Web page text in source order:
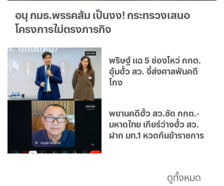
อนุ กมธ.พรรคส้ม เป็นงง! กระทรวงเสนอ
โครงการไม่ตรงภารกิจ
พริษฐ์ แฉ 5 ช่องโหว่ กกต.
อุ้มฮั้ว สว. จี้ส่งศาลฟันคดี
โกง
พยานคดีฮั้ว สว.ซัด กกต.-
มหาดไทย เกียร์ว่างฮั้ว สว.
ฝาก มท.1 หวดก้นข้าราชการ
ดูทั้งหมด